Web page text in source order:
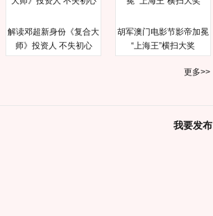
解读邓超新身份《复合大
师》投资人 不失初心
胡军澳门电影节影帝加冕
“上海王”横扫大奖
更多>>
我要发布